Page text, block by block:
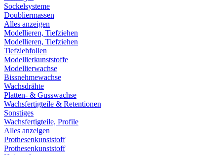
Sockelsysteme
Doubliermassen
Alles anzeigen
Modellieren, Tiefziehen
Modellieren, Tiefziehen
Tiefziehfolien
Modellierkunststoffe
Modellierwachse
Bissnehmewachse
Wachsdrähte
Platten- & Gusswachse
Wachsfertigteile & Retentionen
Sonstiges
Wachsfertigteile, Profile
Alles anzeigen
Prothesenkunststoff
Prothesenkunststoff